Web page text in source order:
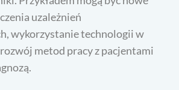
uzależnień
wykorzystanie technologii w
metod pracy z pacjentami